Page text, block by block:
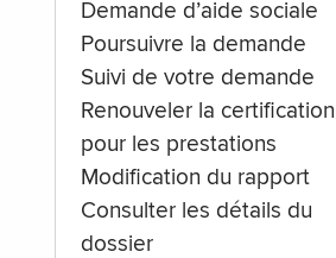
Demande d’aide sociale
Poursuivre la demande
Suivi de votre demande
Renouveler la certification
pour les prestations
Modification du rapport
Consulter les détails du
dossier